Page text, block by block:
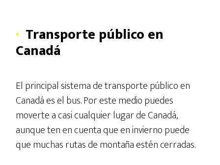
· Transporte público en
Canadá
El principal sistema de transporte público en
Canadá es el bus. Por este medio puedes
moverte a casi cualquier lugar de Canadá,
aunque ten en cuenta que en invierno puede
que muchas rutas de montaña estén cerradas.